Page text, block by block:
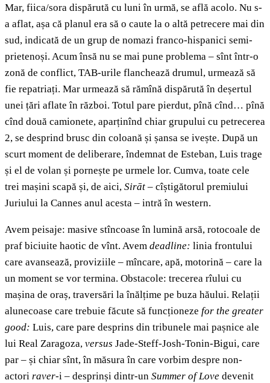
Mar, fiica/sora dispărută cu luni în urmă, se află acolo. Nu s-
a aflat, așa că planul era să o caute la o altă petrecere mai din
sud, indicată de un grup de nomazi franco-hispanici semi-
prietenoși. Acum însă nu se mai pune problema – sînt într-o
zonă de conflict, TAB-urile flanchează drumul, urmează să
fie repatriați. Mar urmează să rămînă dispărută în deșertul
unei țări aflate în război. Totul pare pierdut, pînă cînd… pînă
cînd două camionete, aparținînd chiar grupului cu petrecerea
2, se desprind brusc din coloană și șansa se ivește. După un
scurt moment de deliberare, îndemnat de Esteban, Luis trage
și el de volan și pornește pe urmele lor. Cumva, toate cele
trei mașini scapă și, de aici, Sirāt – cîștigătorul premiului
Juriului la Cannes anul acesta – intră în western.
Avem peisaje: masive stîncoase în lumină arsă, rotocoale de
praf biciuite haotic de vînt. Avem deadline: linia frontului
care avansează, proviziile – mîncare, apă, motorină – care la
un moment se vor termina. Obstacole: trecerea rîului cu
mașina de oraș, traversări la înălțime pe buza hăului. Relații
alunecoase care trebuie făcute să funcționeze for the greater
good: Luis, care pare desprins din tribunele mai pașnice ale
lui Real Zaragoza, versus Jade-Steff-Josh-Tonin-Bigui, care
par – și chiar sînt, în măsura în care vorbim despre non-
actori raver-i – desprinși dintr-un Summer of Love devenit